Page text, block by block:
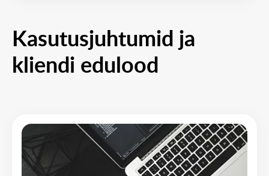
Kasutusjuhtumid ja
kliendi edulood